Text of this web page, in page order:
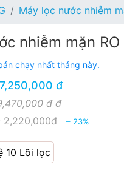
Máy lọc nước nhiễm
nhiễm mặn
chạy nhất tháng này.
7,250,000 đ
đ đ
2,220,000đ – 23%
10 Lõi lọc